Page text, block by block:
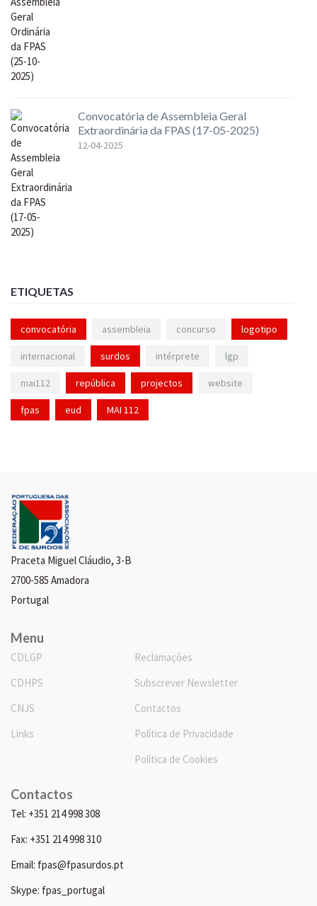
Convocatória de Assembleia Geral
Extraordinária da FPAS (17-05-2025)
12-04-2025
ETIQUETAS
convocatória assembleia concurso logotipo
internacional surdos intérprete lgp
mai112 república projectos website
fpas eud MAI 112
Praceta Miguel Cláudio, 3-B
2700-585 Amadora
Portugal
Menu
CDLGP
CDHPS
CNJS
Links
Reclamações
Subscrever Newsletter
Contactos
Política de Privacidade
Política de Cookies
Contactos
Tel: +351 214 998 308
Fax: +351 214 998 310
Email: fpas@fpasurdos.pt
Skype: fpas_portugal